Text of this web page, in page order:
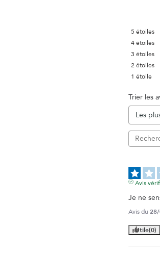
5 étoiles
4étoiles
3 étoiles
2 étoiles
1 étoile
Trier les
Avis
Je ne
Avis du
Utile(0)